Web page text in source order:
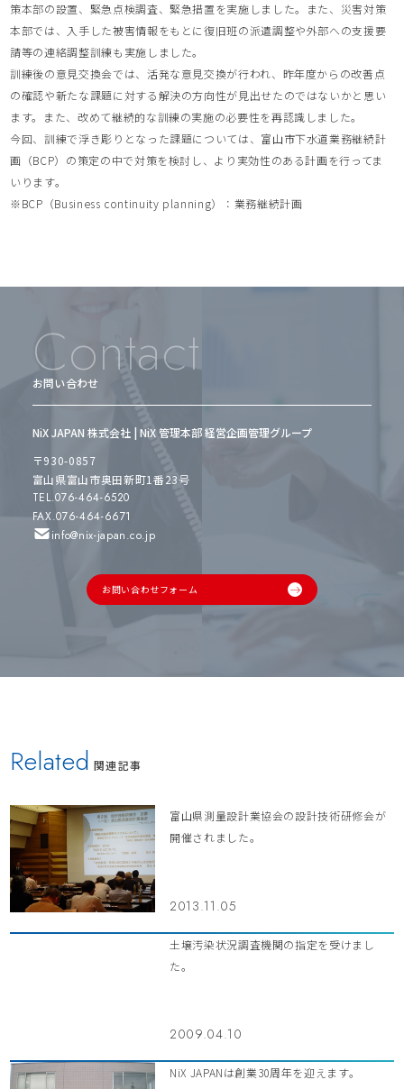
策本部の設置、緊急点検調査、緊急措置を実施しました。また、災害対策
本部では、入手した被害情報をもとに復旧班の派遣調整や外部への支援要
請等の連絡調整訓練も実施しました。
訓練後の意見交換会では、活発な意見交換が行われ、昨年度からの改善点
の確認や新たな課題に対する解決の方向性が見出せたのではないかと思い
ます。また、改めて継続的な訓練の実施の必要性を再認識しました。
今回、訓練で浮き彫りとなった課題については、富山市下水道業務継続計
画（BCP）の策定の中で対策を検討し、より実効性のある計画を行ってま
いります。
※BCP（Business continuity planning）：業務継続計画
Contact
お問い合わせ
NiX JAPAN 株式会社 | NiX 管理本部 経営企画管理グループ
〒930-0857
富山県富山市奥田新町1番23号
TEL.076-464-6520
FAX.076-464-6671
info@nix-japan.co.jp
お問い合わせフォーム
Related 関連記事
富山県測量設計業協会の設計技術研修会が
開催されました。
2013.11.05
土壌汚染状況調査機関の指定を受けまし
た。
2009.04.10
NiX JAPANは創業30周年を迎えます。